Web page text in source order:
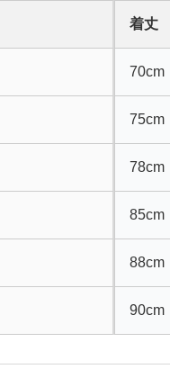
着丈
70cm
75cm
78cm
85cm
88cm
90cm